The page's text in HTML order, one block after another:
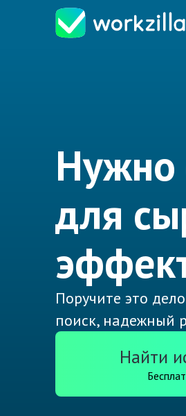
Нужно
для
Поручите это
поиск, надежный
Найти